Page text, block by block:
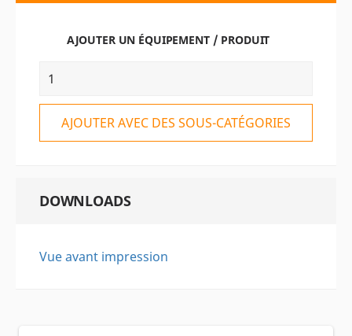
AJOUTER UN ÉQUIPEMENT / PRODUIT
AJOUTER AVEC DES SOUS-CATÉGORIES
DOWNLOADS
Vue avant impression